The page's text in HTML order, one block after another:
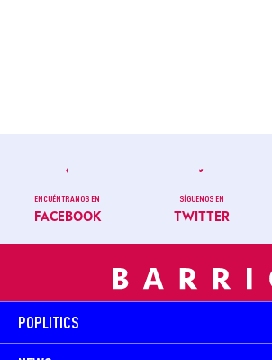
ENCUÉNTRANOS EN
FACEBOOK
SÍGUENOS EN
TWITTER
POPLITICS